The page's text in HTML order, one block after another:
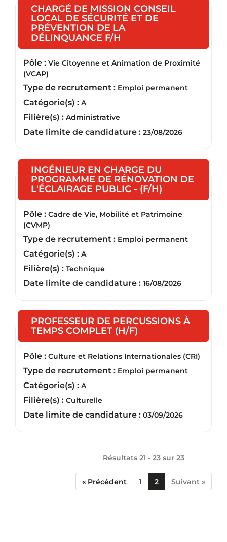
CHARGÉ DE MISSION CONSEIL
LOCAL DE SÉCURITÉ ET DE
PRÉVENTION DE LA
DÉLINQUANCE F/H
Pôle : Vie Citoyenne et Animation de Proximité
(VCAP)
Type de recrutement : Emploi permanent
Catégorie(s) : A
Filière(s) : Administrative
Date limite de candidature : 23/08/2026
INGÉNIEUR EN CHARGE DU
PROGRAMME DE RÉNOVATION DE
L'ÉCLAIRAGE PUBLIC - (F/H)
Pôle : Cadre de Vie, Mobilité et Patrimoine
(CVMP)
Type de recrutement : Emploi permanent
Catégorie(s) : A
Filière(s) : Technique
Date limite de candidature : 16/08/2026
PROFESSEUR DE PERCUSSIONS À
TEMPS COMPLET (H/F)
Pôle : Culture et Relations Internationales (CRI)
Type de recrutement : Emploi permanent
Catégorie(s) : A
Filière(s) : Culturelle
Date limite de candidature : 03/09/2026
Résultats 21 - 23 sur 23
« Précédent 1 2 Suivant »